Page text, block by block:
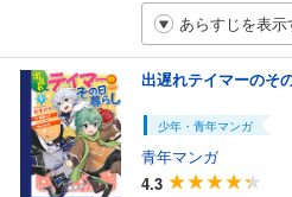
あらすじを表示
出遅れテイマーのそ
少年・青年マンガ
青年マンガ
4.3